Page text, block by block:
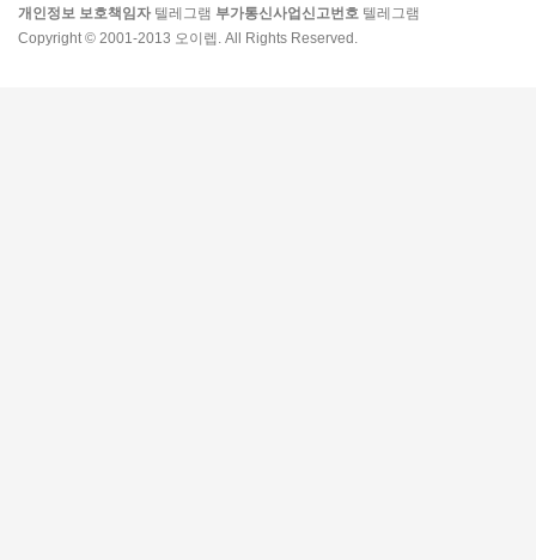
개인정보 보호책임자 텔레그램 부가통신사업신고번호 텔레그램
Copyright © 2001-2013 오이렙. All Rights Reserved.